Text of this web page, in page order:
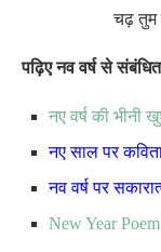
चढ़ तुम
पढ़िए नव वर्ष से
नए वर्ष की भीनी
नए साल पर
नव वर्ष पर
New Year